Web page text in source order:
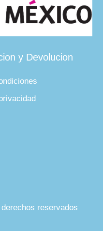
y Devolucion
reservados